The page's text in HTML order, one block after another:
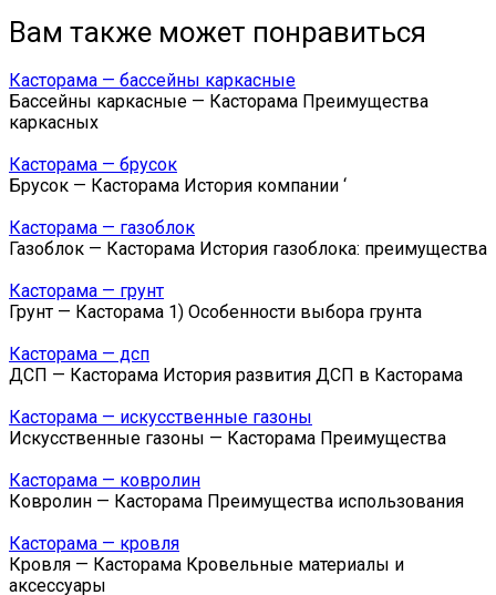
Вам также может понравиться
Касторама — бассейны каркасные
Бассейны каркасные — Касторама Преимущества
каркасных
Касторама — брусок
Брусок — Касторама История компании ‘
Касторама — газоблок
Газоблок — Касторама История газоблока: преимущества
Касторама — грунт
Грунт — Касторама 1) Особенности выбора грунта
Касторама — дсп
ДСП — Касторама История развития ДСП в Касторама
Касторама — искусственные газоны
Искусственные газоны — Касторама Преимущества
Касторама — ковролин
Ковролин — Касторама Преимущества использования
Касторама — кровля
Кровля — Касторама Кровельные материалы и
аксессуары